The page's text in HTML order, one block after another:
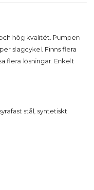
hög kvalitét. Pumpen
slagcykel. Finns flera
flera lösningar. Enkelt
stål, syntetiskt